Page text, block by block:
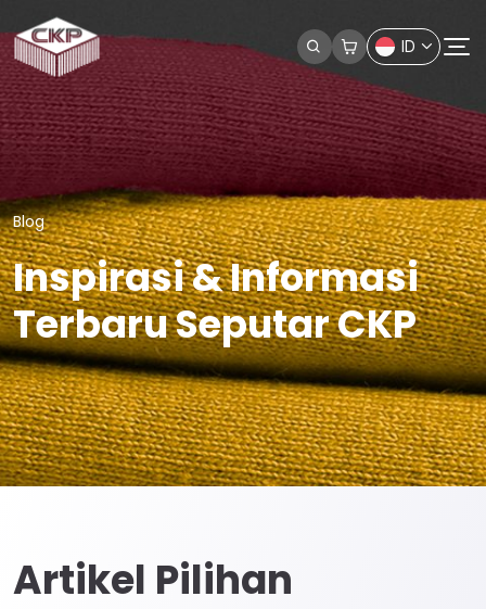
ID
Blog
Inspirasi & Informasi
Terbaru Seputar CKP
Artikel Pilihan